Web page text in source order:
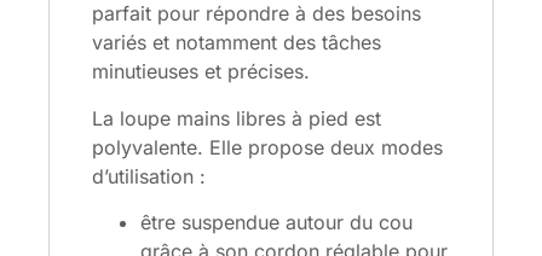
parfait pour répondre à des besoins
variés et notamment des tâches
minutieuses et précises.
La loupe mains libres à pied est
polyvalente. Elle propose deux modes
d’utilisation :
être suspendue autour du cou